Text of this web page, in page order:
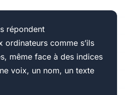
répondent
ordinateurs comme s’ils
même face à des indices
voix, un nom, un texte